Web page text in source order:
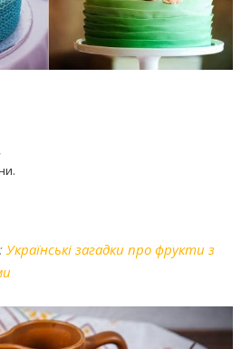
Українські загадки про фрукти з